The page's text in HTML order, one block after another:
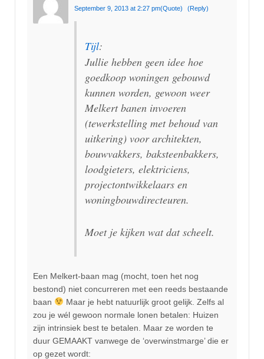
September 9, 2013 at 2:27 pm(Quote) (Reply)
Tijl:
Jullie hebben geen idee hoe
goedkoop woningen gebouwd
kunnen worden, gewoon weer
Melkert banen invoeren
(tewerkstelling met behoud van
uitkering) voor architekten,
bouwvakkers, baksteenbakkers,
loodgieters, elektriciens,
projectontwikkelaars en
woningbouwdirecteuren.
Moet je kijken wat dat scheelt.
Een Melkert-baan mag (mocht, toen het nog
bestond) niet concurreren met een reeds bestaande
baan
Maar je hebt natuurlijk groot gelijk. Zelfs al
zou je wél gewoon normale lonen betalen: Huizen
zijn intrinsiek best te betalen. Maar ze worden te
duur GEMAAKT vanwege de ‘overwinstmarge’ die er
op gezet wordt: